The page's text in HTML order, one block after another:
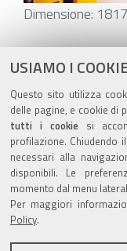
USIAMO I
Questo sito utilizza
delle pagine, e cookie di
tutti i cookiesi
profilazione. Chiudendo
necessari alla
disponibili. Le
momento dal menu
Per maggiori
Policy.
Clicca
l'immagine
alle
dimensioni
originali…
Dimensione:
Azioni
sul
documento
ultima